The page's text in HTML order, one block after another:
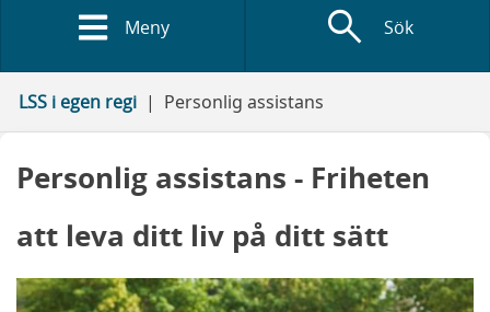
Meny search Sök
LSS i egen regi Personlig assistans
Personlig assistans - Friheten
att leva ditt liv på ditt sätt